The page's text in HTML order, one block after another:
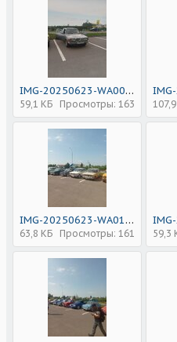
IMG-20250623-WA0097.jpg
59,1 КБ Просмотры: 163
IMG-20250623-WA0101.jpg
63,8 КБ Просмотры: 161 59,3